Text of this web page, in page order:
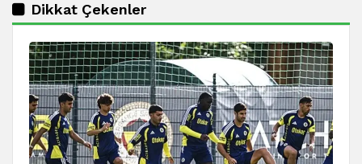
Dikkat Çekenler